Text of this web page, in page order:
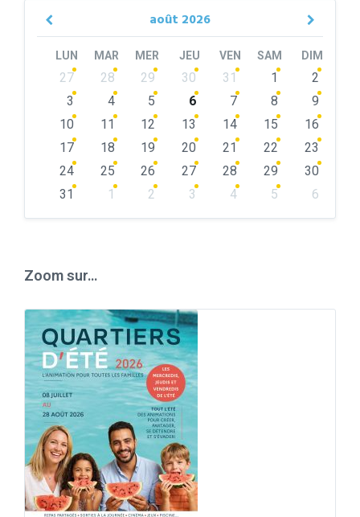
août 2026
Previous
LUN MAR MER JEU VEN SAM DIM
Skip
calendar
27 28 29 30 31 1
2
3
4 5 6 7 8
9
10
11 12 13 14 15
16
17
18 19 20 21 22
23
24
25 26 27 28 29
30
31
1 2 3 4 5
6
Zoom sur…